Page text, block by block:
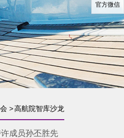
>高航院智库沙龙
成员孙丕胜先
官方微信